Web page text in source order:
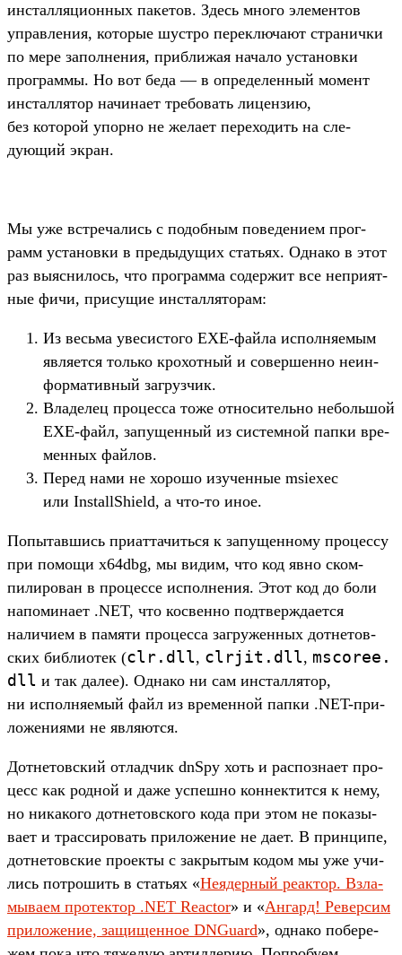
инстал­ляци­онных пакетов. Здесь мно­го эле­мен­тов
управле­ния, которые шус­тро перек­люча­ют стра­нич­ки
по мере запол­нения, приб­лижая начало уста­нов­ки
прог­раммы. Но вот беда — в опре­делен­ный момент
инстал­лятор начина­ет тре­бовать лицен­зию,
без которой упор­но не жела­ет перехо­дить на сле­
дующий экран.
Мы уже встре­чались с подоб­ным поведе­нием прог­
рамм уста­нов­ки в пре­дыду­щих стать­ях. Одна­ко в этот
раз выяс­нилось, что прог­рамма содер­жит все неп­рият­
ные фичи, при­сущие инстал­ляторам:
Из весь­ма уве­сис­того EXE-фай­ла исполня­емым
явля­ется толь­ко кро­хот­ный и совер­шенно неин­
форма­тив­ный заг­рузчик.
Вла­делец про­цес­са тоже отно­ситель­но неболь­шой
EXE-файл, запущен­ный из сис­темной пап­ки вре­
мен­ных фай­лов.
Пе­ред нами не хорошо изу­чен­ные msiexec
или InstallShield, а что‑то иное.
По­пытав­шись при­атта­чить­ся к запущен­ному про­цес­су
при помощи x64dbg, мы видим, что код явно ском­
пилиро­ван в про­цес­се исполне­ния. Этот код до боли
напоми­нает .NET, что кос­венно под­твержда­ется
наличи­ем в памяти про­цес­са заг­ружен­ных дот­нетов­
ских биб­лиотек (clr. dll, clrjit. dll, mscoree.
dll и так далее). Одна­ко ни сам инстал­лятор,
ни исполня­емый файл из вре­мен­ной пап­ки .NET-при­
ложе­ниями не явля­ются.
Дот­нетов­ский отладчик dnSpy хоть и рас­позна­ет про­
цесс как род­ной и даже успешно кон­нектит­ся к нему,
но никако­го дот­нетов­ско­го кода при этом не показы­
вает и трас­сировать при­ложе­ние не дает. В прин­ципе,
дот­нетов­ские про­екты с зак­рытым кодом мы уже учи­
лись пот­рошить в стать­ях «Не­ядер­ный реак­тор. Взла­
мыва­ем про­тек­тор .NET Reactor» и «Ан­гард! Ревер­сим
при­ложе­ние, защищен­ное DNGuard», одна­ко побере­